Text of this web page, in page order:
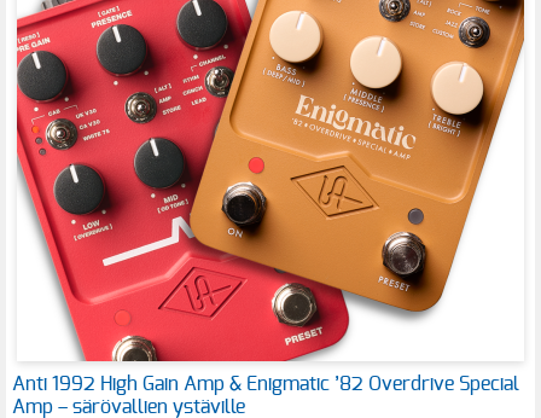
Anti 1992 High Gain Amp & Enigmatic ’82 Overdrive Special
Amp – särövallien ystäville